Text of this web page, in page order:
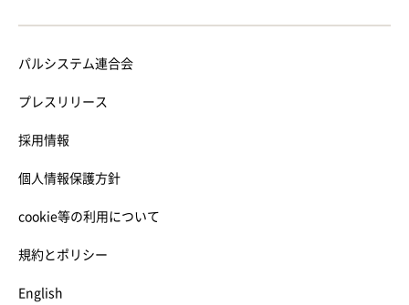
パルシステム連合会
プレスリリース
採用情報
個人情報保護方針
cookie等の利用について
規約とポリシー
English